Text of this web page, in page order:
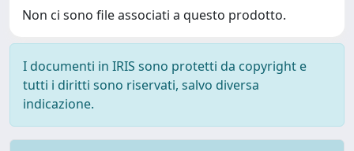
Non ci sono file associati a questo prodotto.
I documenti in IRIS sono protetti da copyright e
tutti i diritti sono riservati, salvo diversa
indicazione.